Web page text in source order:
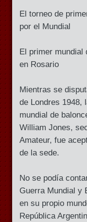
El torneo de
por el Mundial
El primer mundial
en Rosario
Mientras se
de Londres 1948,
mundial de
William Jones,
Amateur, fue
de la sede.
No se podía
Guerra Mundial y
en su propio
República